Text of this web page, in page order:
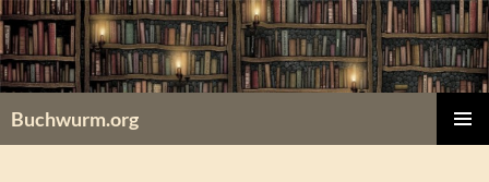
Zum
Inhalt
springen
Buchwurm.org